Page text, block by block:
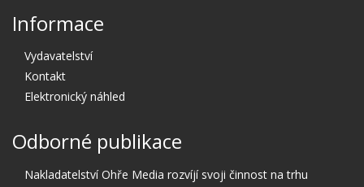
Informace
Vydavatelství
Kontakt
Elektronický náhled
Odborné publikace
Nakladatelství Ohře Media rozvíjí svoji činnost na trhu